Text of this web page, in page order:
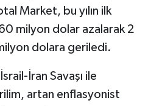
Market, bu yılın ilk
milyon dolar azalarak 2
dolara geriledi.
İran Savaşı ile
artan enflasyonist